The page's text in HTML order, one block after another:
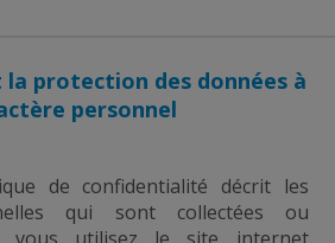
la protection des données à
personnel
de confidentialité décrit les
qui sont collectées ou